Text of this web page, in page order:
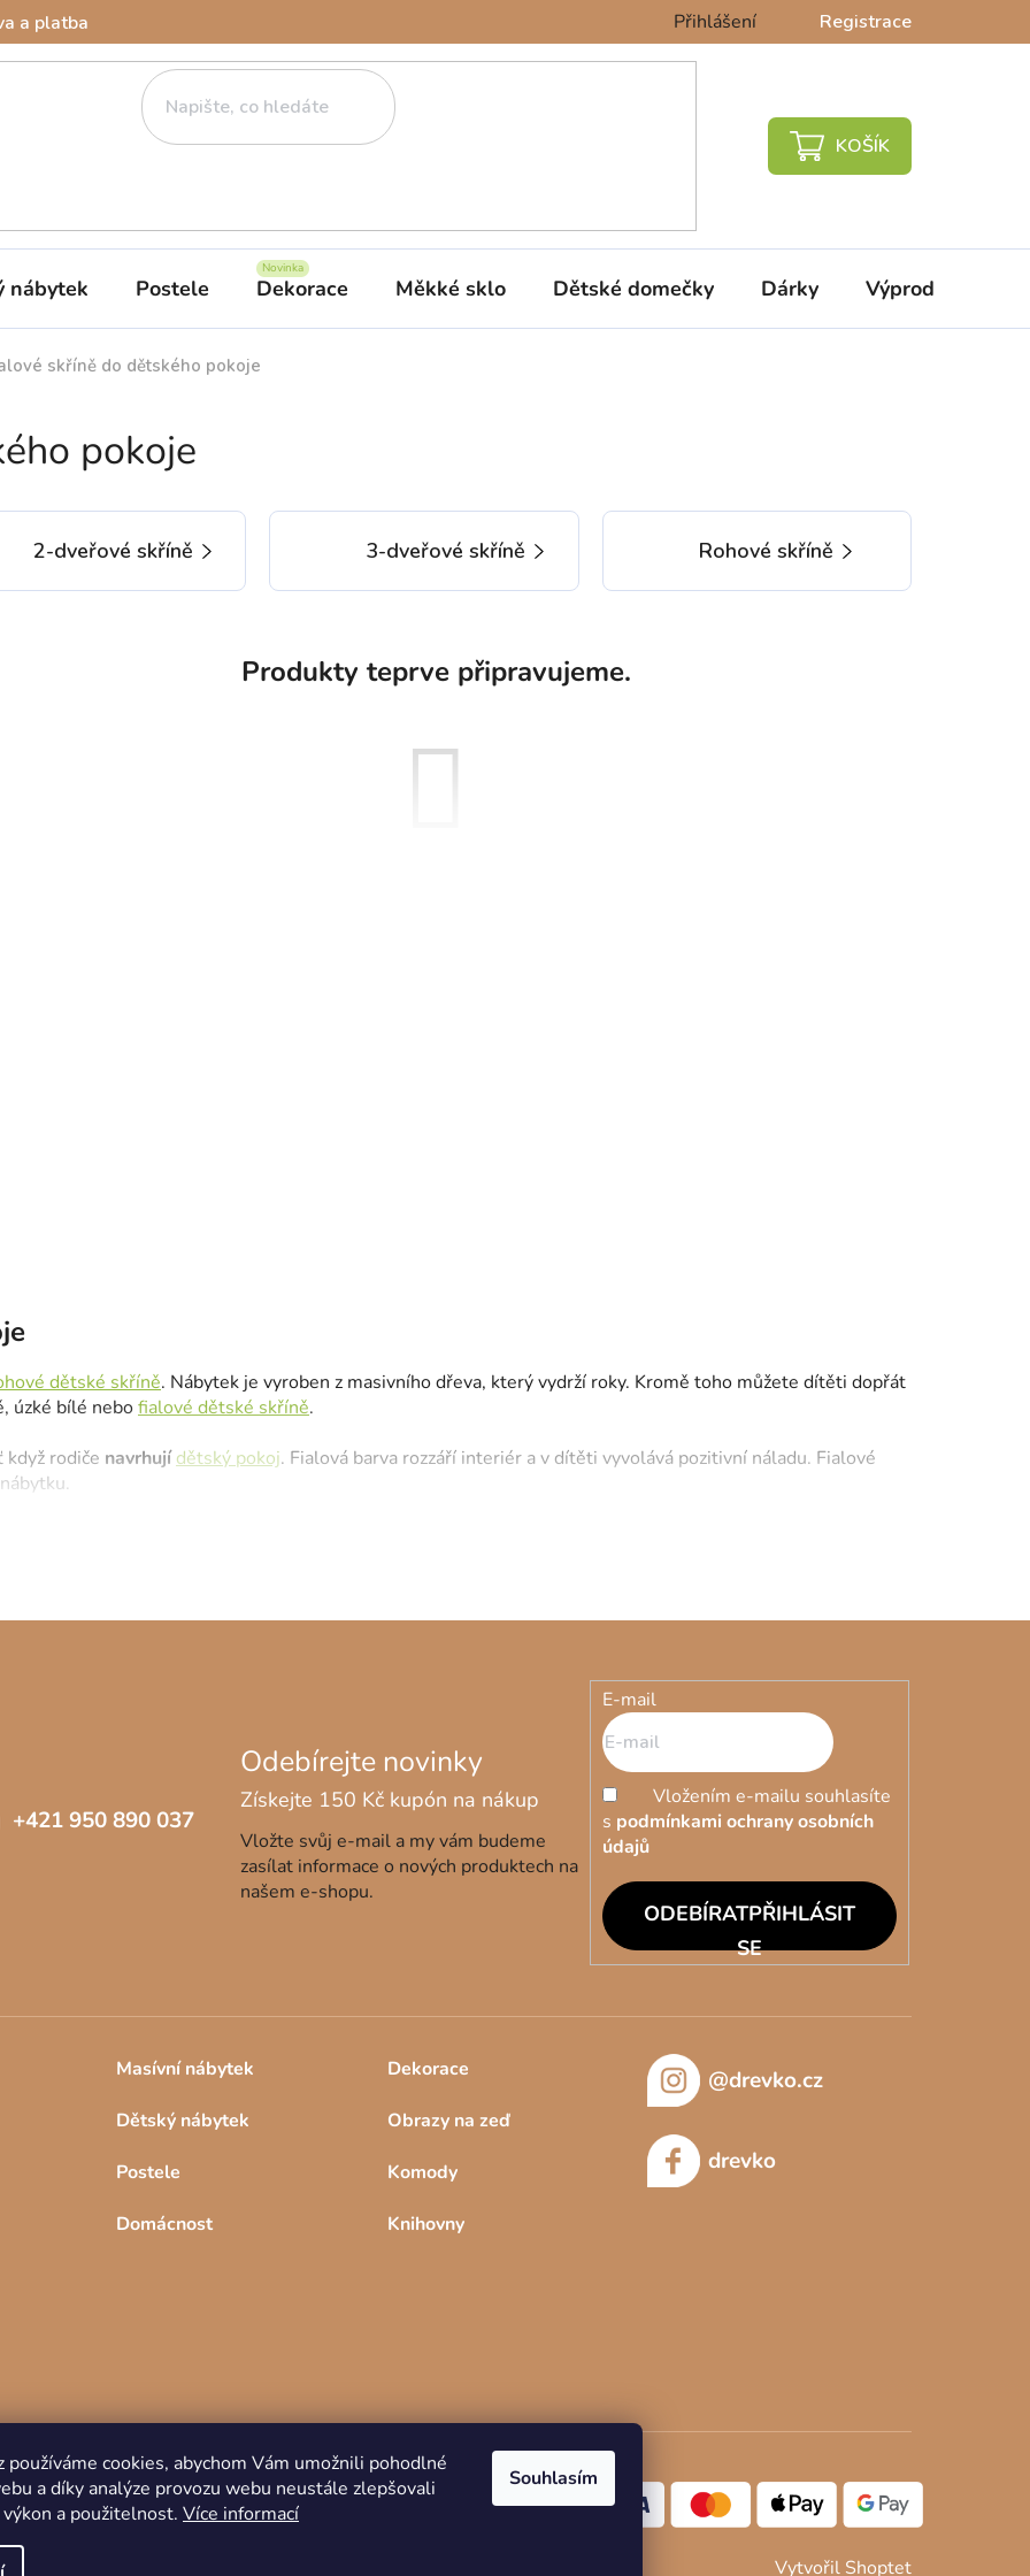
používáme cookies, abychom Vám umožnili pohodlné
a díky analýze provozu webu neustále zlepšovali
a použitelnost. Více informací
Souhlasím
a platba Přihlášení Registrace
NÁKUPNÍ
nábytek Postele Dekorace Měkké sklo Dětské domečky Dárky Výprodej %
skříně do dětského pokoje
pokoje
2-dveřové skříně 3-dveřové skříně Rohové skříně
Produkty teprve připravujeme.
dětské skříně. Nábytek je vyroben z masivního dřeva, který vydrží roky. Kromě toho můžete dítěti dopřát
úzké bílé nebofialové dětské skříně.
rodiče navrhují dětský pokoj. Fialová barva rozzáří interiér a v dítěti vyvolává pozitivní náladu. Fialové
+421 950 890 037
Vložte svůj e-mail a my vám budeme
zasílat informace o nových produktech na
našem e-shopu.
E-mail
Vložením e-mailu souhlasíte
s podmínkami ochrany osobních
údajů
PŘIHLÁSIT
SE
Masívní nábytek
Dětský nábytek
Postele
Domácnost
Dekorace
Obrazy na zeď
Komody
Knihovny
@drevko.cz
drevko
Vytvořil Shoptet
Copyright 2026DREVKO. Všechna práva